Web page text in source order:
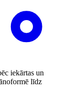
iekārtas un
līdz